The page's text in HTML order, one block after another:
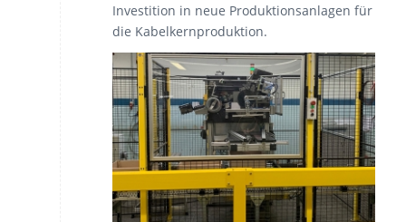
Investition in neue Produktionsanlagen für
die Kabelkernproduktion.